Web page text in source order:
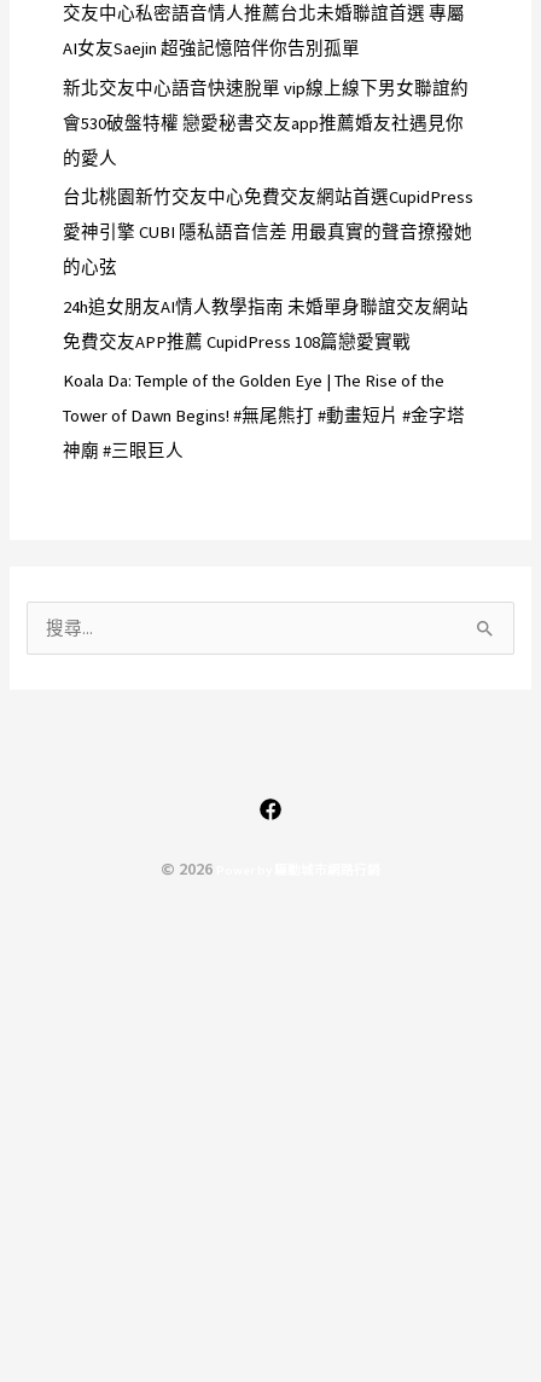
交友中心私密語音情人推薦台北未婚聯誼首選 專屬
AI女友Saejin 超強記憶陪伴你告別孤單
新北交友中心語音快速脫單 vip線上線下男女聯誼約
會530破盤特權 戀愛秘書交友app推薦婚友社遇見你
的愛人
台北桃園新竹交友中心免費交友網站首選CupidPress
愛神引擎 CUBI 隱私語音信差 用最真實的聲音撩撥她
的心弦
24h追女朋友AI情人教學指南 未婚單身聯誼交友網站
免費交友APP推薦 CupidPress 108篇戀愛實戰
Koala Da: Temple of the Golden Eye | The Rise of the
Tower of Dawn Begins! #無尾熊打 #動畫短片 #金字塔
神廟 #三眼巨人
© 2026